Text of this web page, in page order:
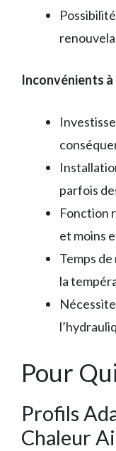
Inconvénients
parfois
Fonction
et moins
Temps
la
Pour
Profils
Chaleur